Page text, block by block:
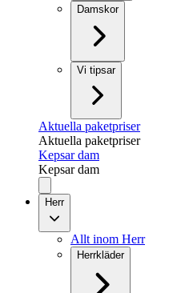
Damskor
Vi tipsar
Aktuella paketpriser
Aktuella paketpriser
Kepsar dam
Kepsar dam
Herr
Allt inom Herr
Herrkläder